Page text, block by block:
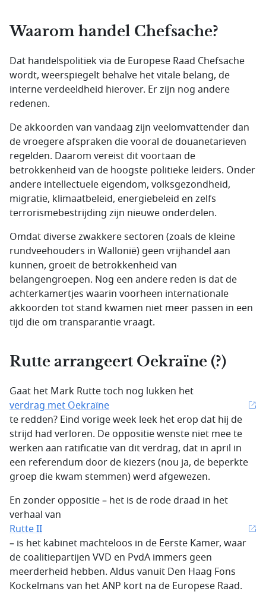
Waarom handel Chefsache?
Dat handelspolitiek via de Europese Raad Chefsache
wordt, weerspiegelt behalve het vitale belang, de
interne verdeeldheid hierover. Er zijn nog andere
redenen.
De akkoorden van vandaag zijn veelomvattender dan
de vroegere afspraken die vooral de douanetarieven
regelden. Daarom vereist dit voortaan de
betrokkenheid van de hoogste politieke leiders. Onder
andere intellectuele eigendom, volksgezondheid,
migratie, klimaatbeleid, energiebeleid en zelfs
terrorismebestrijding zijn nieuwe onderdelen.
Omdat diverse zwakkere sectoren (zoals de kleine
rundveehouders in Wallonië) geen vrijhandel aan
kunnen, groeit de betrokkenheid van
belangengroepen. Nog een andere reden is dat de
achterkamertjes waarin voorheen internationale
akkoorden tot stand kwamen niet meer passen in een
tijd die om transparantie vraagt.
Rutte arrangeert Oekraïne (?)
Gaat het Mark Rutte toch nog lukken het
verdrag met Oekraïne
te redden? Eind vorige week leek het erop dat hij de
strijd had verloren. De oppositie wenste niet mee te
werken aan ratificatie van dit verdrag, dat in april in
een referendum door de kiezers (nou ja, de beperkte
groep die kwam stemmen) werd afgewezen.
En zonder oppositie – het is de rode draad in het
verhaal van
Rutte II
– is het kabinet machteloos in de Eerste Kamer, waar
de coalitiepartijen VVD en PvdA immers geen
meerderheid hebben. Aldus vanuit Den Haag Fons
Kockelmans van het ANP kort na de Europese Raad.